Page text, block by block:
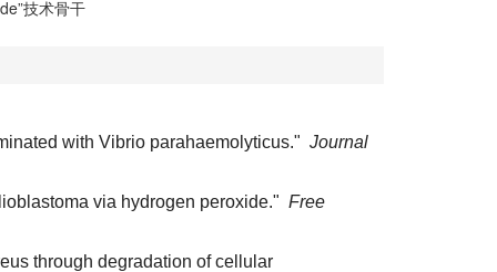
”技术骨干
with Vibrio parahaemolyticus." Journal
via hydrogen peroxide." Free
through degradation of cellular